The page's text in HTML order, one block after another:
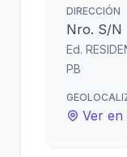
DIRECCIÓN
Nro. S/N
Ed.
PB
Ver en